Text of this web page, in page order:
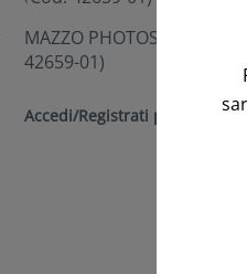
MAZZO PHOTOS X12 H60
42659-01)
Accedi/Registrati per